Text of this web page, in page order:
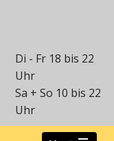
Di - Fr 18 bis 22
Uhr
Sa + So 10 bis 22
Uhr